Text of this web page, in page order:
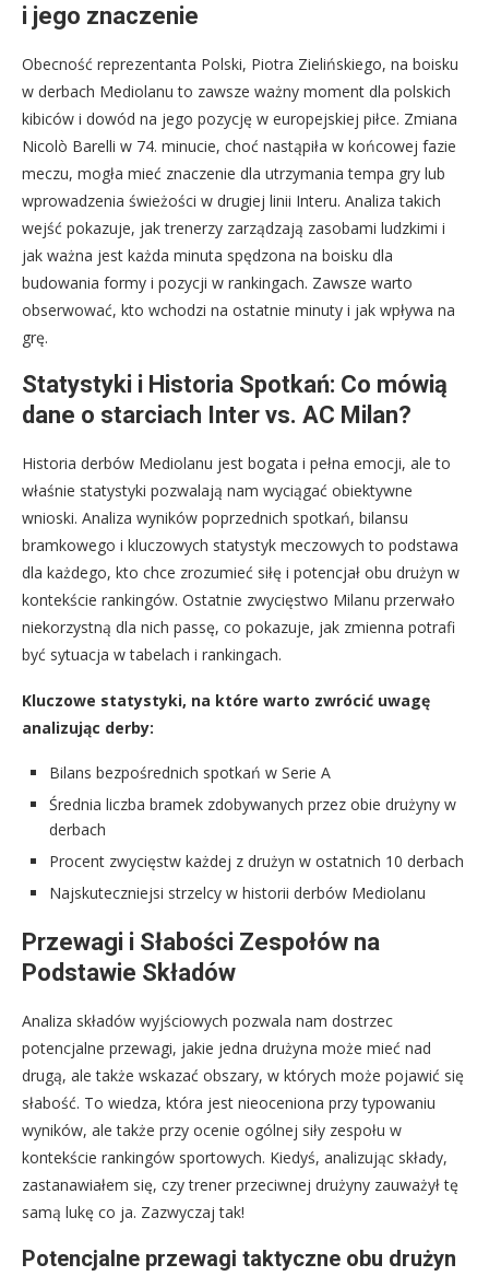
i jego znaczenie
Obecność reprezentanta Polski, Piotra Zielińskiego, na boisku
w derbach Mediolanu to zawsze ważny moment dla polskich
kibiców i dowód na jego pozycję w europejskiej piłce. Zmiana
Nicolò Barelli w 74. minucie, choć nastąpiła w końcowej fazie
meczu, mogła mieć znaczenie dla utrzymania tempa gry lub
wprowadzenia świeżości w drugiej linii Interu. Analiza takich
wejść pokazuje, jak trenerzy zarządzają zasobami ludzkimi i
jak ważna jest każda minuta spędzona na boisku dla
budowania formy i pozycji w rankingach. Zawsze warto
obserwować, kto wchodzi na ostatnie minuty i jak wpływa na
grę.
Statystyki i Historia Spotkań: Co mówią
dane o starciach Inter vs. AC Milan?
Historia derbów Mediolanu jest bogata i pełna emocji, ale to
właśnie statystyki pozwalają nam wyciągać obiektywne
wnioski. Analiza wyników poprzednich spotkań, bilansu
bramkowego i kluczowych statystyk meczowych to podstawa
dla każdego, kto chce zrozumieć siłę i potencjał obu drużyn w
kontekście rankingów. Ostatnie zwycięstwo Milanu przerwało
niekorzystną dla nich passę, co pokazuje, jak zmienna potrafi
być sytuacja w tabelach i rankingach.
Kluczowe statystyki, na które warto zwrócić uwagę
analizując derby:
Bilans bezpośrednich spotkań w Serie A
Średnia liczba bramek zdobywanych przez obie drużyny w
derbach
Procent zwycięstw każdej z drużyn w ostatnich 10 derbach
Najskuteczniejsi strzelcy w historii derbów Mediolanu
Przewagi i Słabości Zespołów na
Podstawie Składów
Analiza składów wyjściowych pozwala nam dostrzec
potencjalne przewagi, jakie jedna drużyna może mieć nad
drugą, ale także wskazać obszary, w których może pojawić się
słabość. To wiedza, która jest nieoceniona przy typowaniu
wyników, ale także przy ocenie ogólnej siły zespołu w
kontekście rankingów sportowych. Kiedyś, analizując składy,
zastanawiałem się, czy trener przeciwnej drużyny zauważył tę
samą lukę co ja. Zazwyczaj tak!
Potencjalne przewagi taktyczne obu drużyn